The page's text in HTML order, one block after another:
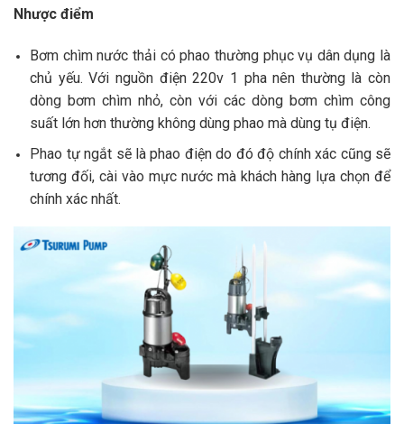
Nhược điểm
Bơm chìm nước thải có phao thường phục vụ dân dụng là
chủ yếu. Với nguồn điện 220v 1 pha nên thường là còn
dòng bơm chìm nhỏ, còn với các dòng bơm chìm công
suất lớn hơn thường không dùng phao mà dùng tụ điện.
Phao tự ngắt sẽ là phao điện do đó độ chính xác cũng sẽ
tương đối, cài vào mực nước mà khách hàng lựa chọn để
chính xác nhất.